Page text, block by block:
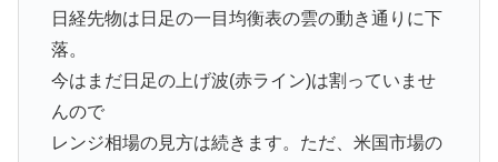
日経先物は日足の一目均衡表の雲の動き通りに下
落。
今はまだ日足の上げ波(赤ライン)は割っていませ
んので
レンジ相場の見方は続きます。ただ、米国市場の